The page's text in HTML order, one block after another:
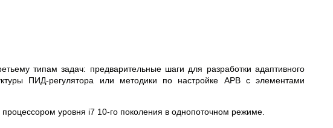
типам задач: предварительные шаги для разработки адаптивного
ПИД-регулятора или методики по настройке АРВ с элементами
уровня i7 10-го поколения в однопоточном режиме.